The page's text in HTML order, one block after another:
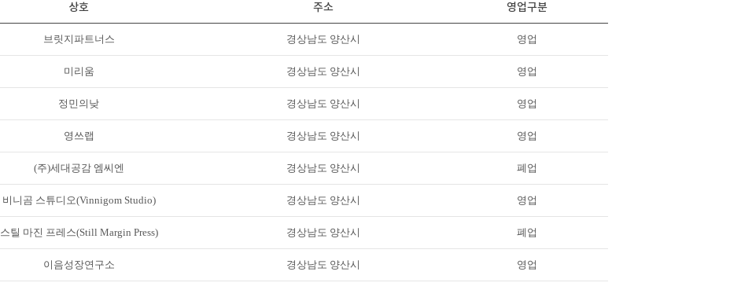
상호 주소 영업구분
브릿지파트너스 경상남도 양산시 영업
미리움 경상남도 양산시 영업
정민의낮 경상남도 양산시 영업
영쓰랩 경상남도 양산시 영업
(주)세대공감 엠씨엔 경상남도 양산시 폐업
비니곰 스튜디오(Vinnigom Studio) 경상남도 양산시 영업
스틸 마진 프레스(Still Margin Press) 경상남도 양산시 폐업
이음성장연구소 경상남도 양산시 영업